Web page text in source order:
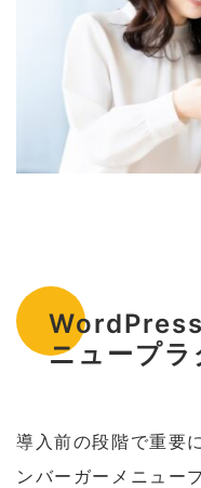
ニュープ
導入前の段階で重要
ンバーガーメニュー